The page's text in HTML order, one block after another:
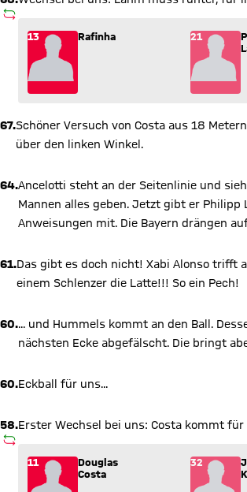
AUSWECHSLUNG
Wechsel: Rafinha (13) kommt für Philipp
13 Rafinha 21
67.Schöner Versuch von Costa aus 18
über den linken Winkel.
64.Ancelotti steht an der Seitenlinie und
Mannen alles geben. Jetzt gibt er Philipp
Anweisungen mit. Die Bayern drängen
61.Das gibt es doch nicht! Xabi Alonso trifft
einem Schlenzer die Latte!!! So ein Pech!
60.... und Hummels kommt an den Ball.
nächsten Ecke abgefälscht. Die bringt
60.Eckball für uns...
58.
AUSWECHSLUNG
Erster Wechsel bei uns: Costa kommt für
Wechsel: Douglas Costa (11) kommt für
11
Douglas
Costa
32